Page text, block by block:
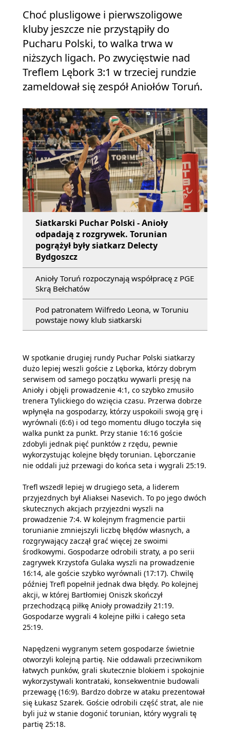
Choć plusligowe i pierwszoligowe
kluby jeszcze nie przystąpiły do
Pucharu Polski, to walka trwa w
niższych ligach. Po zwycięstwie nad
Treflem Lębork 3:1 w trzeciej rundzie
zameldował się zespół Aniołów Toruń.
Siatkarski Puchar Polski - Anioły
odpadają z rozgrywek. Torunian
pogrążył były siatkarz Delecty
Bydgoszcz
Anioły Toruń rozpoczynają współpracę z PGE
Skrą Bełchatów
Pod patronatem Wilfredo Leona, w Toruniu
powstaje nowy klub siatkarski
W spotkanie drugiej rundy Puchar Polski siatkarzy
dużo lepiej weszli goście z Lęborka, którzy dobrym
serwisem od samego początku wywarli presję na
Anioły i objęli prowadzenie 4:1, co szybko zmusiło
trenera Tylickiego do wzięcia czasu. Przerwa dobrze
wpłynęła na gospodarzy, którzy uspokoili swoją grę i
wyrównali (6:6) i od tego momentu długo toczyła się
walka punkt za punkt. Przy stanie 16:16 goście
zdobyli jednak pięć punktów z rzędu, pewnie
wykorzystując kolejne błędy torunian. Lęborczanie
nie oddali już przewagi do końca seta i wygrali 25:19.
Trefl wszedł lepiej w drugiego seta, a liderem
przyjezdnych był Aliaksei Nasevich. To po jego dwóch
skutecznych akcjach przyjezdni wyszli na
prowadzenie 7:4. W kolejnym fragmencie partii
torunianie zmniejszyli liczbę błędów własnych, a
rozgrywający zaczął grać więcej ze swoimi
środkowymi. Gospodarze odrobili straty, a po serii
zagrywek Krzystofa Gulaka wyszli na prowadzenie
16:14, ale goście szybko wyrównali (17:17). Chwilę
później Trefl popełnił jednak dwa błędy. Po kolejnej
akcji, w której Bartłomiej Oniszk skończył
przechodzącą piłkę Anioły prowadziły 21:19.
Gospodarze wygrali 4 kolejne piłki i całego seta
25:19.
Napędzeni wygranym setem gospodarze świetnie
otworzyli kolejną partię. Nie oddawali przeciwnikom
łatwych punków, grali skutecznie blokiem i spokojnie
wykorzystywali kontrataki, konsekwentnie budowali
przewagę (16:9). Bardzo dobrze w ataku prezentował
się Łukasz Szarek. Goście odrobili część strat, ale nie
byli już w stanie dogonić torunian, który wygrali tę
partię 25:18.